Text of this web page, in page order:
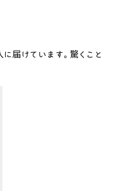
届けています。驚くこと